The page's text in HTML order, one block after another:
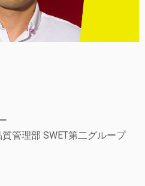
管理部 SWET第二グループ